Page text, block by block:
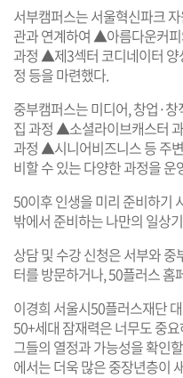
서부캠퍼스는 서울혁신파크
관과 연계하여 ▲아름다운커
과정 ▲제3섹터 코디네이터
정 등을 마련했다.
중부캠퍼스는 미디어, 창업·
집 과정 ▲소셜라이브캐스터
과정 ▲시니어비즈니스 등 주
비할 수 있는 다양한 과정을 운
50이후 인생을 미리 준비하기
밖에서 준비하는 나만의 일상
상담 및 수강 신청은 서부와
터를 방문하거나, 50플러스 홈
이경희 서울시50플러스재단
50+세대 잠재력은 너무도 중
그들의 열정과 가능성을 확인
에서는 더욱 많은 중장년층이